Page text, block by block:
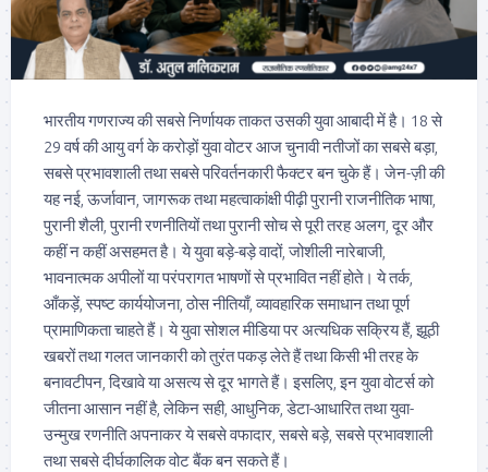
भारतीय गणराज्य की सबसे निर्णायक ताकत उसकी युवा आबादी में है। 18 से
29 वर्ष की आयु वर्ग के करोड़ों युवा वोटर आज चुनावी नतीजों का सबसे बड़ा,
सबसे प्रभावशाली तथा सबसे परिवर्तनकारी फैक्टर बन चुके हैं। जेन-ज़ी की
यह नई, ऊर्जावान, जागरूक तथा महत्वाकांक्षी पीढ़ी पुरानी राजनीतिक भाषा,
पुरानी शैली, पुरानी रणनीतियों तथा पुरानी सोच से पूरी तरह अलग, दूर और
कहीं न कहीं असहमत है। ये युवा बड़े-बड़े वादों, जोशीली नारेबाजी,
भावनात्मक अपीलों या परंपरागत भाषणों से प्रभावित नहीं होते। ये तर्क,
आँकड़ें, स्पष्ट कार्ययोजना, ठोस नीतियाँ, व्यावहारिक समाधान तथा पूर्ण
प्रामाणिकता चाहते हैं। ये युवा सोशल मीडिया पर अत्यधिक सक्रिय हैं, झूठी
खबरों तथा गलत जानकारी को तुरंत पकड़ लेते हैं तथा किसी भी तरह के
बनावटीपन, दिखावे या असत्य से दूर भागते हैं। इसलिए, इन युवा वोटर्स को
जीतना आसान नहीं है, लेकिन सही, आधुनिक, डेटा-आधारित तथा युवा-
उन्मुख रणनीति अपनाकर ये सबसे वफादार, सबसे बड़े, सबसे प्रभावशाली
तथा सबसे दीर्घकालिक वोट बैंक बन सकते हैं।